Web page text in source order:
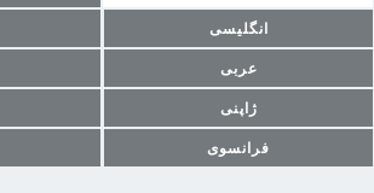
انگلیسی
عربی
ژاپنی
فرانسوی